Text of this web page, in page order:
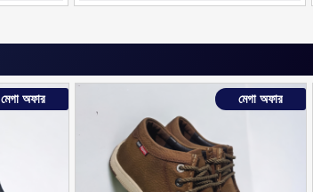
মেগা অফার মেগা অফার